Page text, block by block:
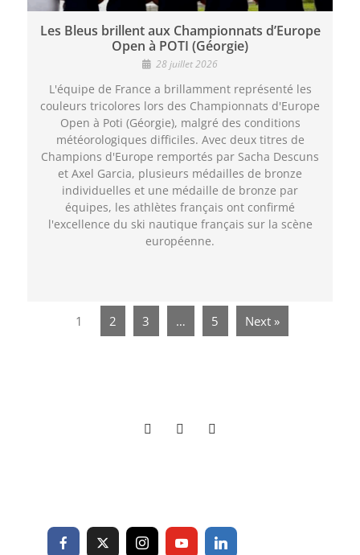
Les Bleus brillent aux Championnats d’Europe
Open à POTI (Géorgie)
28 juillet 2026
L'équipe de France a brillamment représenté les
couleurs tricolores lors des Championnats d'Europe
Open à Poti (Géorgie), malgré des conditions
météorologiques difficiles. Avec deux titres de
Champions d'Europe remportés par Sacha Descuns
et Axel Garcia, plusieurs médailles de bronze
individuelles et une médaille de bronze par
équipes, les athlètes français ont confirmé
l'excellence du ski nautique français sur la scène
européenne.
1 2 3 … 5 Next »